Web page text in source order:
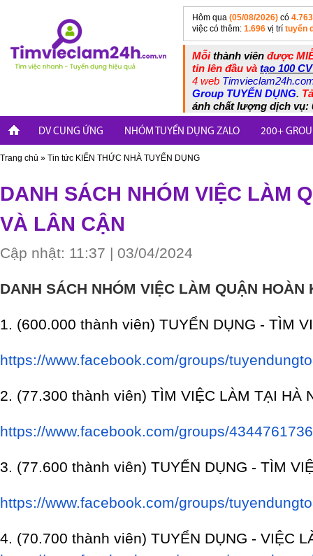
Hôm qua (05/08/2026) có 4.763
việc có thêm: 1.696 vị trí tuyển
Mỗithành viên được
tin lên đầu và tạo 100
4 web
Group TUYỂN DỤNG.
ánh chất lượng dịch vụ:
DV CUNG ỨNG NHÓM TUYỂN DỤNG ZALO 200+
Trang chủ » Tin tức KIẾN THỨC NHÀ TUYỂN DỤNG
DANH SÁCH NHÓM VIỆC LÀM
VÀ LÂN CẬN
Cập nhật: 11:37 | 03/04/2024
DANH SÁCH NHÓM VIỆC LÀM QUẬN HOÀN
1. (600.000 thành viên) TUYỂN DỤNG - TÌM
https://www.facebook.com/groups/
2. (77.300 thành viên) TÌM VIỆC LÀM TẠI HÀ
https://www.facebook.com/groups/
3. (77.600 thành viên) TUYỂN DỤNG - TÌM
https://www.facebook.com/groups/
4. (70.700 thành viên) TUYỂN DỤNG - VIỆC